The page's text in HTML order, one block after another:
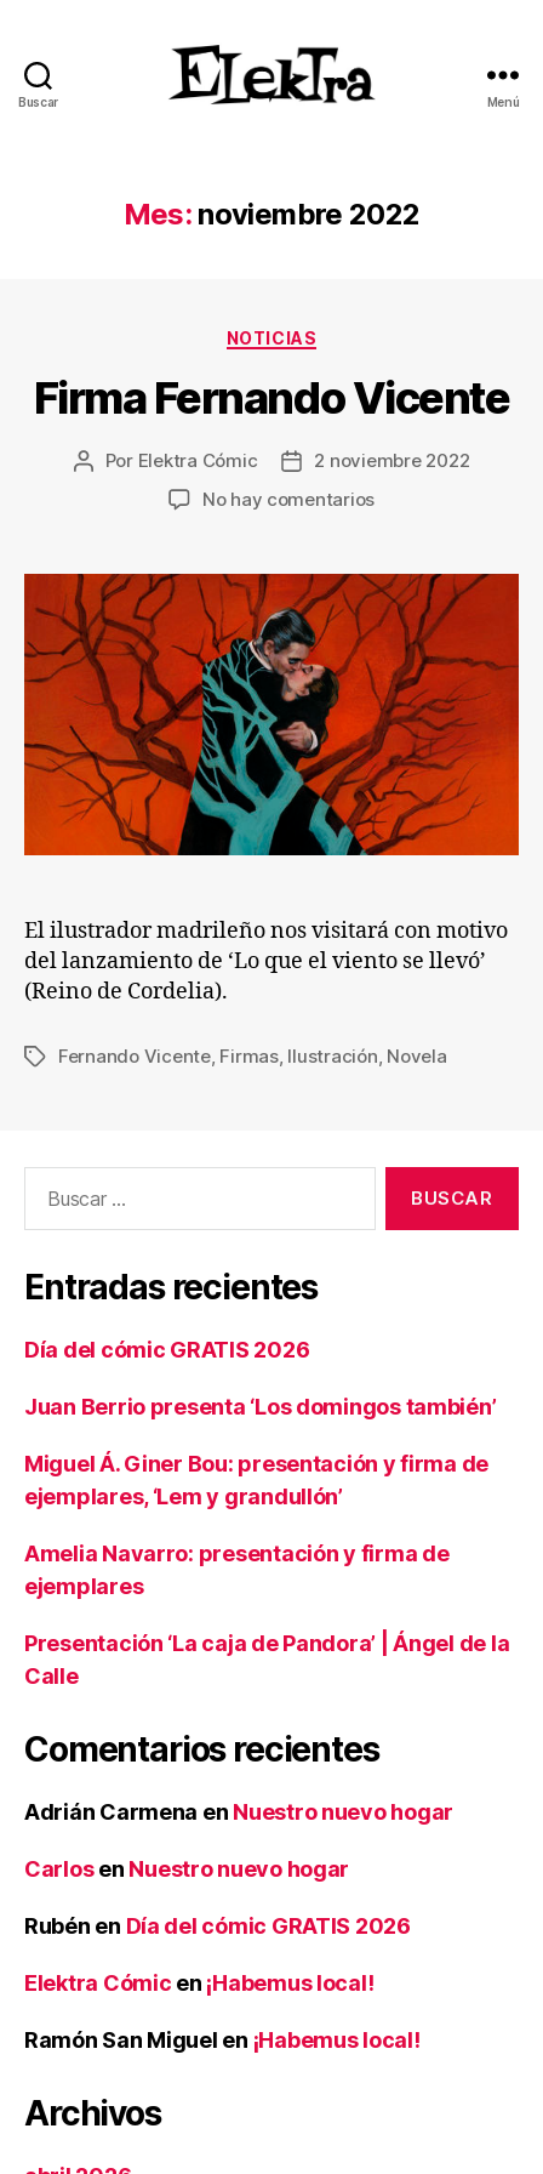
Buscar Menú
Mes: noviembre 2022
Categorías
NOTICIAS
Firma Fernando Vicente
Autor
Por Elektra Cómic
Fecha2 noviembre 2022
No hay comentariosen
Vicente
El ilustrador madrileño nos visitará con motivo
del lanzamiento de ‘Lo que el viento se llevó’
(Reino de Cordelia).
Etiquetas
Fernando Vicente, Firmas, Ilustración, Novela
Entradas recientes
Día del cómic GRATIS 2026
Juan Berrio presenta ‘Los domingos también’
Miguel Á. Giner Bou: presentación y firma de
ejemplares, ‘Lem y grandullón’
Amelia Navarro: presentación y firma de
ejemplares
Presentación ‘La caja de Pandora’ | Ángel de la
Calle
Comentarios recientes
Adrián Carmena en Nuestro nuevo hogar
Carlosen Nuestro nuevo hogar
Rubén en Día del cómic GRATIS 2026
Elektra Cómic en ¡Habemus local!
Ramón San Miguel en ¡Habemus local!
Archivos